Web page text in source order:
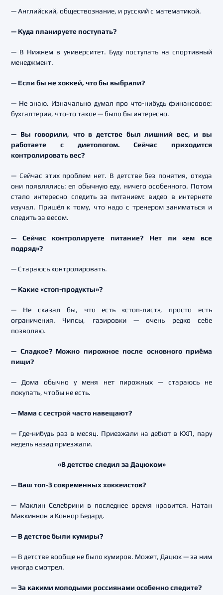
— Английский, обществознание, и русский с математикой.
— Куда планируете поступать?
— В Нижнем в университет. Буду поступать на спортивный
менеджмент.
— Если бы не хоккей, что бы выбрали?
— Не знаю. Изначально думал про что-нибудь финансовое:
бухгалтерия, что-то такое — было бы интересно.
— Вы говорили, что в детстве был лишний вес, и вы
работаете с диетологом. Сейчас приходится
контролировать вес?
— Сейчас этих проблем нет. В детстве без понятия, откуда
они появлялись: ел обычную еду, ничего особенного. Потом
стало интересно следить за питанием: видео в интернете
изучал. Пришёл к тому, что надо с тренером заниматься и
следить за весом.
— Сейчас контролируете питание? Нет ли «ем все
подряд»?
— Стараюсь контролировать.
— Какие «стоп-продукты»?
— Не сказал бы, что есть «стоп-лист», просто есть
ограничения. Чипсы, газировки — очень редко себе
позволяю.
— Сладкое? Можно пирожное после основного приёма
пищи?
— Дома обычно у меня нет пирожных — стараюсь не
покупать, чтобы не есть.
— Мама с сестрой часто навещают?
— Где-нибудь раз в месяц. Приезжали на дебют в КХЛ, пару
недель назад приезжали.
«В детстве следил за Дацюком»
— Ваш топ-3 современных хоккеистов?
— Маклин Селебрини в последнее время нравится. Натан
Маккиннон и Коннор Бедард.
— В детстве были кумиры?
— В детстве вообще не было кумиров. Может, Дацюк — за ним
иногда смотрел.
— За какими молодыми россиянами особенно следите?